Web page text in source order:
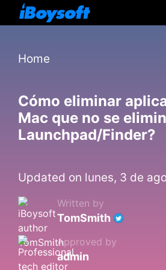
Home
Cómo eliminar
Mac que no se
Launchpad/Finder?
Updated on lunes, 3 de
Written by
TomSmith
Approved by
admin